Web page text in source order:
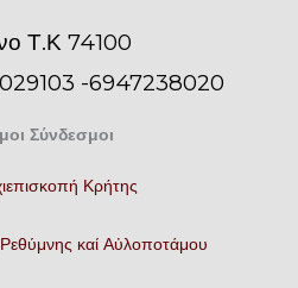
Τ.Κ 74100
-6947238020
Σύνδεσμοι
Κρήτης
καί Αὐλοποτάμου